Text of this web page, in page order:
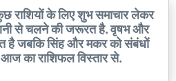
राशियों के लिए शुभ समाचार लेकर
से चलने की जरूरत है. वृषभ और
है जबकि सिंह और मकर को संबंधों
आज का राशिफल विस्तार से.